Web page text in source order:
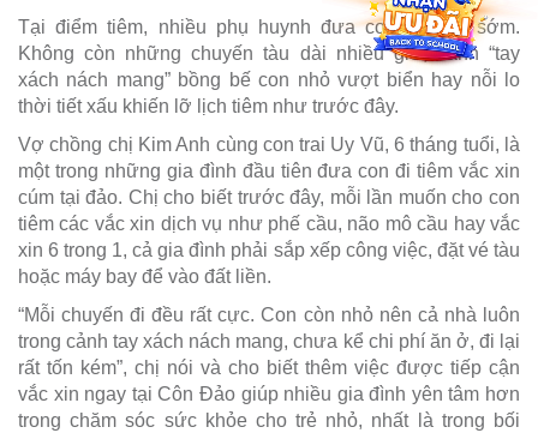
Tại điểm tiêm, nhiều phụ huynh đưa con đến từ sớm.
Không còn những chuyến tàu dài nhiều giờ, cảnh “tay
xách nách mang” bồng bế con nhỏ vượt biển hay nỗi lo
thời tiết xấu khiến lỡ lịch tiêm như trước đây.
Vợ chồng chị Kim Anh cùng con trai Uy Vũ, 6 tháng tuổi, là
một trong những gia đình đầu tiên đưa con đi tiêm vắc xin
cúm tại đảo. Chị cho biết trước đây, mỗi lần muốn cho con
tiêm các vắc xin dịch vụ như phế cầu, não mô cầu hay vắc
xin 6 trong 1, cả gia đình phải sắp xếp công việc, đặt vé tàu
hoặc máy bay để vào đất liền.
“Mỗi chuyến đi đều rất cực. Con còn nhỏ nên cả nhà luôn
trong cảnh tay xách nách mang, chưa kể chi phí ăn ở, đi lại
rất tốn kém”, chị nói và cho biết thêm việc được tiếp cận
vắc xin ngay tại Côn Đảo giúp nhiều gia đình yên tâm hơn
trong chăm sóc sức khỏe cho trẻ nhỏ, nhất là trong bối